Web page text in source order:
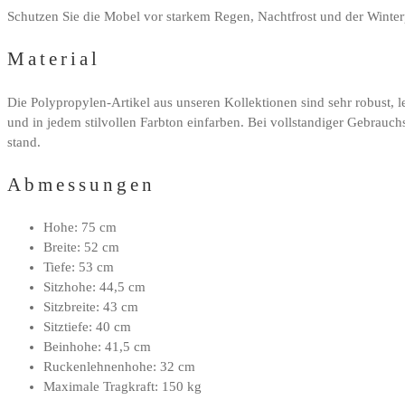
Schutzen Sie die Mobel vor starkem Regen, Nachtfrost und der
Material
Die Polypropylen-Artikel aus unseren Kollektionen sind sehr robust,
und in jedem stilvollen Farbton einfarben. Bei vollstandiger
stand.
Abmessungen
Hohe: 75 cm
Breite: 52 cm
Tiefe: 53 cm
Sitzhohe: 44,5 cm
Sitzbreite: 43 cm
Sitztiefe: 40 cm
Beinhohe: 41,5 cm
Ruckenlehnenhohe: 32 cm
Maximale Tragkraft: 150 kg